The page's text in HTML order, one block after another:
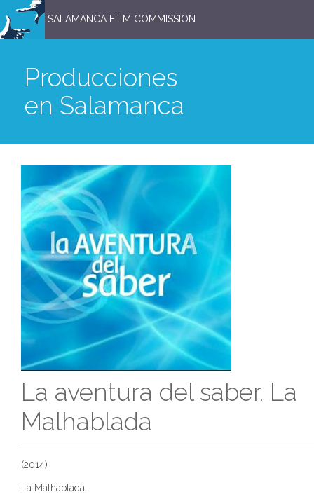
SALAMANCA FILM COMMISSION
Producciones
en Salamanca
La aventura del saber. La
Malhablada
(2014)
La Malhablada.